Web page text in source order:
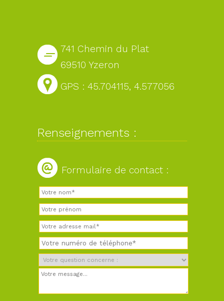
741 Chemin du Plat
69510 Yzeron
GPS : 45.704115, 4.577056
Renseignements :
Formulaire de contact :